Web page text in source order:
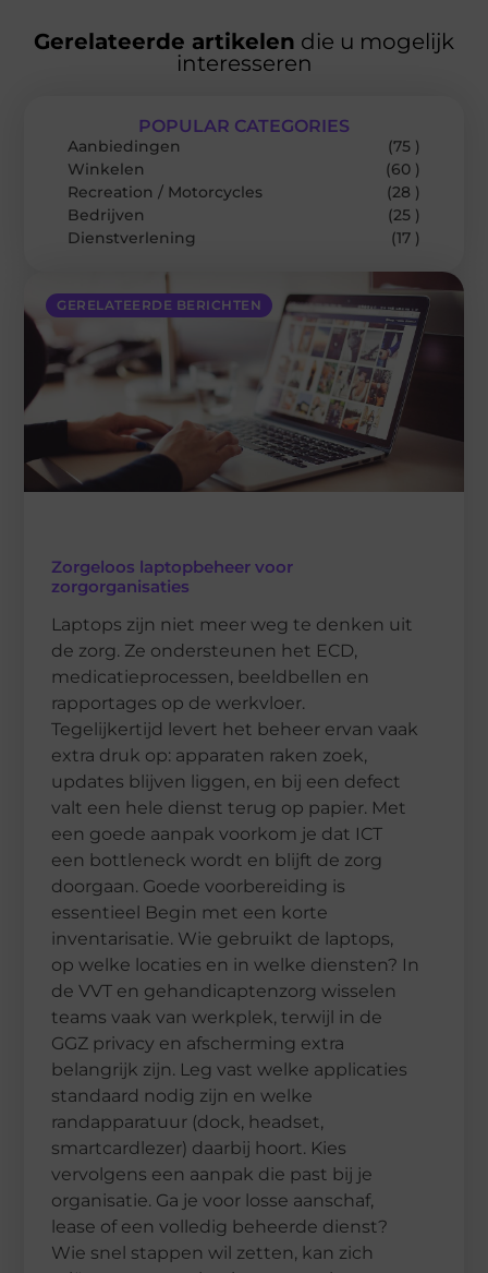
Gerelateerde artikelen die u mogelijk
interesseren
GERELATEERDE BERICHTEN
Zorgeloos laptopbeheer voor
zorgorganisaties
Laptops zijn niet meer weg te denken uit
de zorg. Ze ondersteunen het ECD,
medicatieprocessen, beeldbellen en
rapportages op de werkvloer.
Tegelijkertijd levert het beheer ervan vaak
extra druk op: apparaten raken zoek,
updates blijven liggen, en bij een defect
valt een hele dienst terug op papier. Met
een goede aanpak voorkom je dat ICT
een bottleneck wordt en blijft de zorg
doorgaan. Goede voorbereiding is
essentieel Begin met een korte
inventarisatie. Wie gebruikt de laptops,
op welke locaties en in welke diensten? In
de VVT en gehandicaptenzorg wisselen
teams vaak van werkplek, terwijl in de
GGZ privacy en afscherming extra
belangrijk zijn. Leg vast welke applicaties
standaard nodig zijn en welke
randapparatuur (dock, headset,
smartcardlezer) daarbij hoort. Kies
vervolgens een aanpak die past bij je
organisatie. Ga je voor losse aanschaf,
lease of een volledig beheerde dienst?
Wie snel stappen wil zetten, kan zich
POPULAR CATEGORIES
Aanbiedingen
(75 )
Winkelen
(60 )
Recreation / Motorcycles
(28 )
Bedrijven
(25 )
Dienstverlening
(17 )